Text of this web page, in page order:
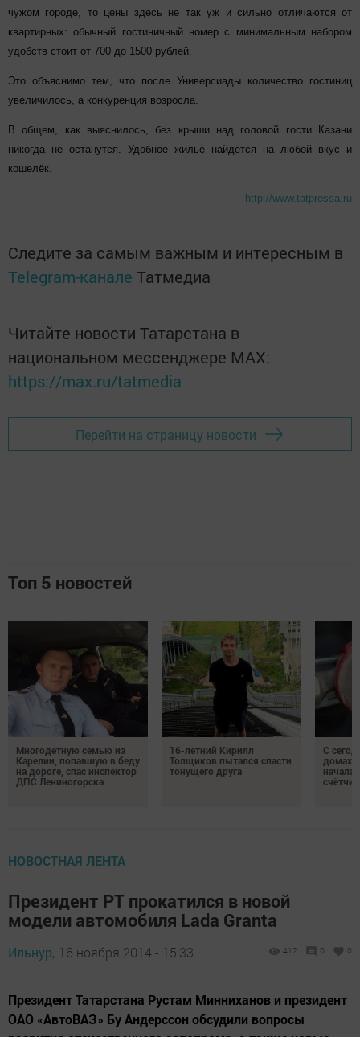
чужом городе, то цены здесь не так уж и сильно отличаются от
квартирных: обычный гостиничный номер с минимальным набором
удобств стоит от 700 до 1500 рублей.
Это объяснимо тем, что после Универсиады количество гостиниц
увеличилось, а конкуренция возросла.
В общем, как выяснилось, без крыши над головой гости Казани
никогда не останутся. Удобное жильё найдётся на любой вкус и
кошелёк.
http://www.tatpressa.ru
Следите за самым важным и интересным в
Telegram-канале Татмедиа
Читайте новости Татарстана в
национальном мессенджере MАХ:
https://max.ru/tatmedia
Перейти на страницу новости
Топ 5 новостей
Многодетную семью из
Карелии, попавшую в беду
на дороге, спас инспектор
ДПС Лениногорска
16-летний Кирилл
Толщиков пытался спасти
тонущего друга
С
домах
НОВОСТНАЯ ЛЕНТА
Президент РТ прокатился в новой
модели автомобиля Lada Granta
Ильнур, 16 ноября 2014 - 15:33 412 0 0
Президент Татарстана Рустам Минниханов и президент
ОАО «АвтоВАЗ» Бу Андерссон обсудили вопросы